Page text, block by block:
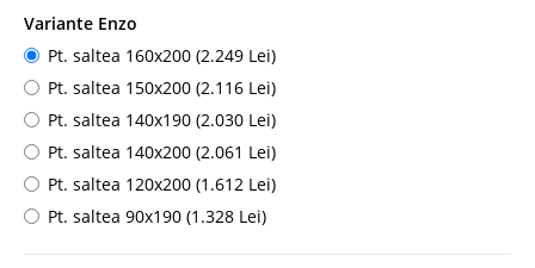
Variante Enzo
Pt. saltea 160x200 (2.249 Lei)
Pt. saltea 150x200 (2.116 Lei)
Pt. saltea 140x190 (2.030 Lei)
Pt. saltea 140x200 (2.061 Lei)
Pt. saltea 120x200 (1.612 Lei)
Pt. saltea 90x190 (1.328 Lei)